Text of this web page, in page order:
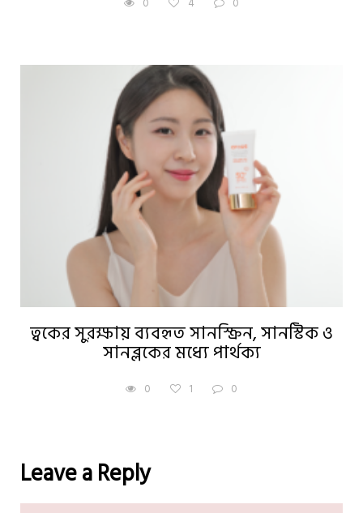
0 4 0
ত্বকের সুরক্ষায় ব্যবহৃত সানস্ক্রিন, সানস্টিক ও
সানব্লকের মধ্যে পার্থক্য
0 1 0
Leave a Reply